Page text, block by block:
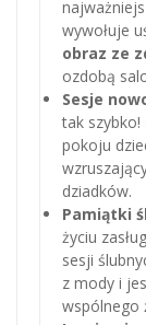
wywołuje
obraz ze
ozdobą
Sesje
tak szybko!
pokoju
dziadków.
Pamiątki
życiu
sesji
z mody i
wspólnego